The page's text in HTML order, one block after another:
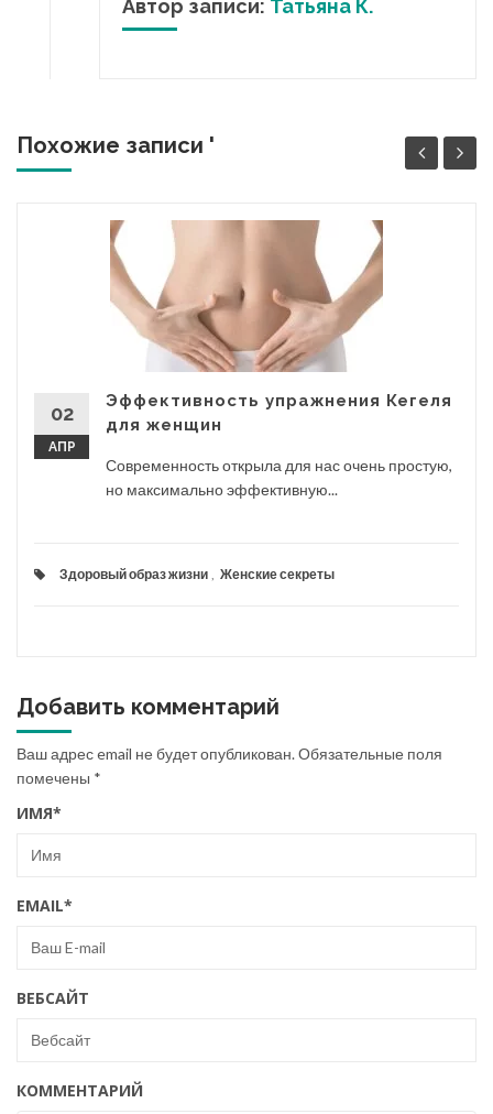
Автор записи: Татьяна К.
Похожие записи '
02
АПР
Эффективность упражнения Кегеля
для женщин
Современность открыла для нас очень простую,
но максимально эффективную...
Здоровый образ жизни Женские секреты
Добавить комментарий
Ваш адрес email не будет опубликован.Обязательные поля
помечены *
ИМЯ*
EMAIL*
ВЕБСАЙТ
КОММЕНТАРИЙ